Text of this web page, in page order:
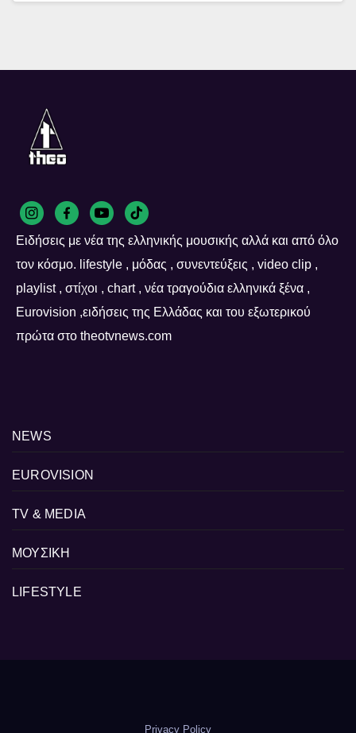
Ειδήσεις με νέα της ελληνικής μουσικής αλλά και από όλο
τον κόσμο. lifestyle , μόδας , συνεντεύξεις , video clip ,
playlist , στίχοι , chart , νέα τραγούδια ελληνικά ξένα ,
Eurovision ,ειδήσεις της Ελλάδας και του εξωτερικού
πρώτα στο theotvnews.com
NEWS
EUROVISION
TV & MEDIA
ΜΟΥΣΙΚΗ
LIFESTYLE
Privacy Policy